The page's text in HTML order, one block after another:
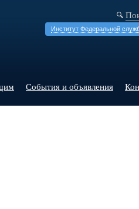
Институт Федеральной
События и объявления